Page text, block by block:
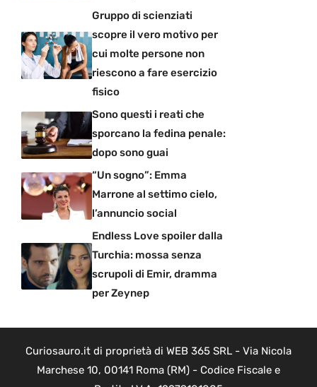
Gruppo di scienziati
scopre il vero motivo per
cui molte persone non
riescono a fare esercizio
fisico
Sono questi i reati che
sporcano la fedina penale:
dopo sono guai
“Un sogno”: Emma
Marrone al settimo cielo,
l’annuncio social
Endless Love spoiler dalla
Turchia: mossa senza
scrupoli di Emir, dramma
per Zeynep
Curiosauro.it di proprietà di WEB 365 SRL - Via Nicola
Marchese 10, 00141 Roma (RM) - Codice Fiscale e